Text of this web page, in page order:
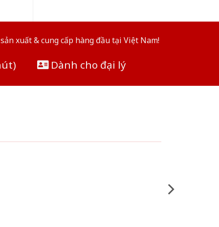
xuất & cung cấp hàng đầu tại Việt Nam!
Dành cho đại lý